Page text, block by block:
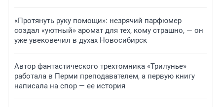
«Протянуть руку помощи»: незрячий парфюмер
создал «уютный» аромат для тех, кому страшно, — он
уже увековечил в духах Новосибирск
Автор фантастического трехтомника «Трилунье»
работала в Перми преподавателем, а первую книгу
написала на спор — ее история